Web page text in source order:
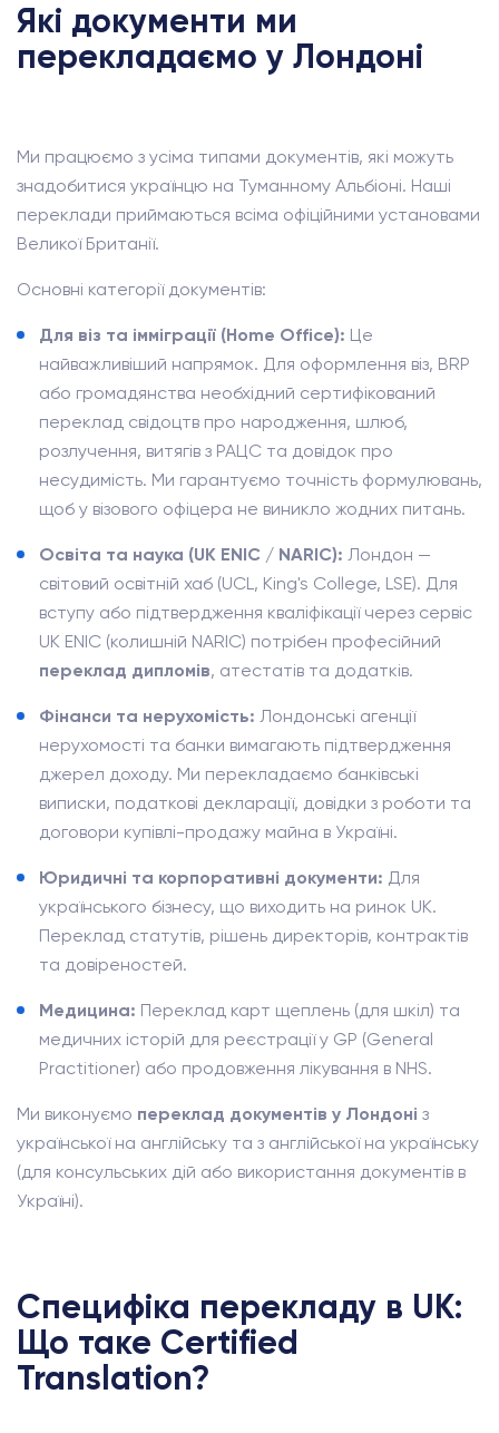
Які документи ми
перекладаємо у Лондоні
Ми працюємо з усіма типами документів, які можуть
знадобитися українцю на Туманному Альбіоні. Наші
переклади приймаються всіма офіційними установами
Великої Британії.
Основні категорії документів:
Для віз та імміграції (Home Office): Це
найважливіший напрямок. Для оформлення віз, BRP
або громадянства необхідний сертифікований
переклад свідоцтв про народження, шлюб,
розлучення, витягів з РАЦС та довідок про
несудимість. Ми гарантуємо точність формулювань,
щоб у візового офіцера не виникло жодних питань.
Освіта та наука (UK ENIC / NARIC): Лондон —
світовий освітній хаб (UCL, King's College, LSE). Для
вступу або підтвердження кваліфікації через сервіс
UK ENIC (колишній NARIC) потрібен професійний
переклад дипломів, атестатів та додатків.
Фінанси та нерухомість: Лондонські агенції
нерухомості та банки вимагають підтвердження
джерел доходу. Ми перекладаємо банківські
виписки, податкові декларації, довідки з роботи та
договори купівлі-продажу майна в Україні.
Юридичні та корпоративні документи: Для
українського бізнесу, що виходить на ринок UK.
Переклад статутів, рішень директорів, контрактів
та довіреностей.
Медицина: Переклад карт щеплень (для шкіл) та
медичних історій для реєстрації у GP (General
Practitioner) або продовження лікування в NHS.
Ми виконуємо переклад документів у Лондоні з
української на англійську та з англійської на українську
(для консульських дій або використання документів в
Україні).
Специфіка перекладу в UK:
Що таке Certified
Translation?